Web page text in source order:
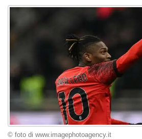
© foto di www.imagephotoagency.it